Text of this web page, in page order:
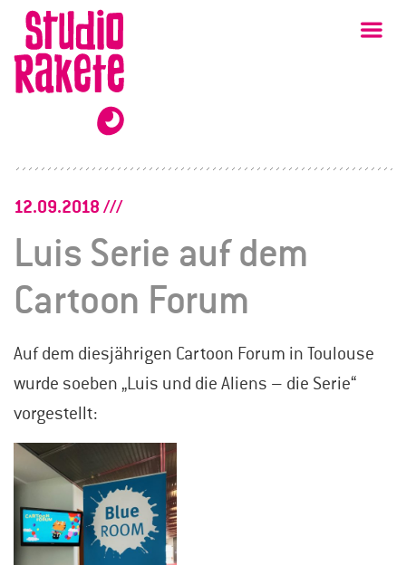
Zum
Inhalt
Studio
Rakete
12.09.2018
Luis Serie auf dem
Cartoon Forum
Auf dem diesjährigen Cartoon Forum in Toulouse
wurde soeben „Luis und die Aliens – die Serie“
vorgestellt: